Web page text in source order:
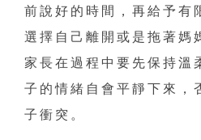
前說好的時間，再給予有
選擇自己離開或是拖著媽
家長在過程中要先保持溫
子的情緒自會平靜下來，
子衝突。